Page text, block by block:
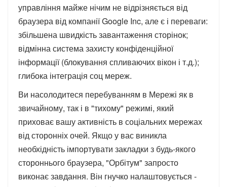
управління майже нічим не відрізняється від
браузера від компанії Google Inc, але є і переваги:
збільшена швидкість завантаження сторінок;
відмінна система захисту конфіденційної
інформації (блокування спливаючих вікон і т.д.);
глибока інтеграція соц мереж.
Ви насолодитеся перебуванням в Мережі як в
звичайному, так і в "тихому" режимі, який
приховає вашу активність в соціальних мережах
від сторонніх очей. Якщо у вас виникла
необхідність імпортувати закладки з будь-якого
стороннього браузера, "Орбітум" запросто
виконає завдання. Він гнучко налаштовується -